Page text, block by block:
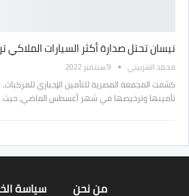
نيسان تحتل صدارة أكثر السيارات
محمد الشربيني 9 سبتمبر 2022
كشفت المجمعة المصرية للتأمين الإجباري
تأمينها وترخيصها في شهر أغسطس الماضي،
من نحن سياسة